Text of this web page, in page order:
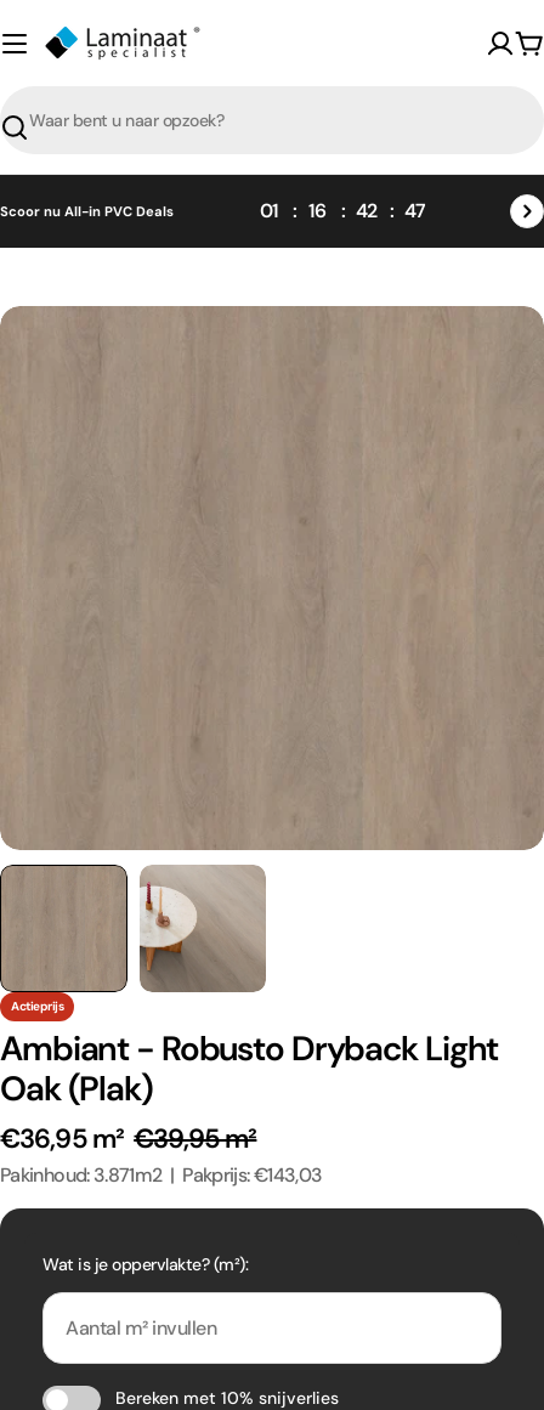
naar
content
Zoeken
Scoor nu All-in PVC Deals 01 16 42 47
Skip
Actieprijs
Ambiant - Robusto Dryback Light
Oak (Plak)
€36,95 m² €39,95 m²
Pakinhoud: 3.871m2 | Pakprijs: €143,03
Wat is je oppervlakte? (m²):
Bereken met 10% snijverlies